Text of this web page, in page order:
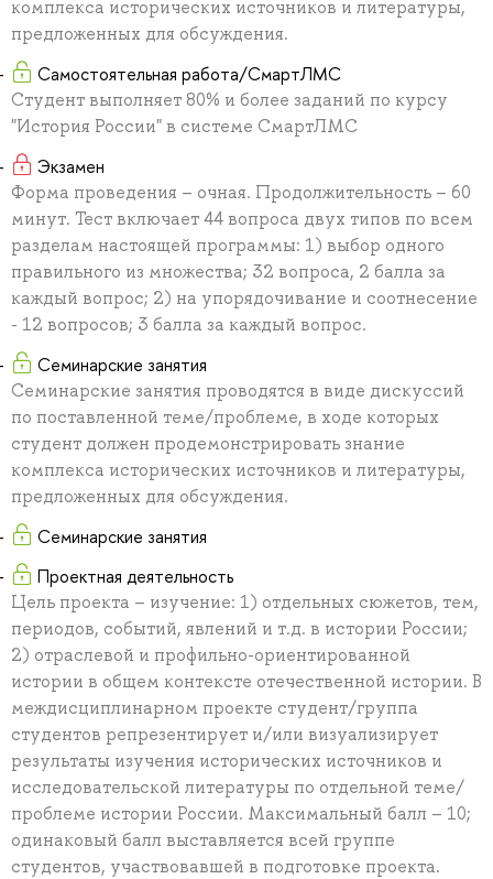
комплекса исторических источников и литературы,
предложенных для обсуждения.
Самостоятельная работа/СмартЛМС
Студент выполняет 80% и более заданий по курсу
"История России" в системе СмартЛМС
Экзамен
Форма проведения – очная. Продолжительность – 60
минут. Тест включает 44 вопроса двух типов по всем
разделам настоящей программы: 1) выбор одного
правильного из множества; 32 вопроса, 2 балла за
каждый вопрос; 2) на упорядочивание и соотнесение
- 12 вопросов; 3 балла за каждый вопрос.
Семинарские занятия
Семинарские занятия проводятся в виде дискуссий
по поставленной теме/проблеме, в ходе которых
студент должен продемонстрировать знание
комплекса исторических источников и литературы,
предложенных для обсуждения.
Семинарские занятия
Проектная деятельность
Цель проекта – изучение: 1) отдельных сюжетов, тем,
периодов, событий, явлений и т.д. в истории России;
2) отраслевой и профильно-ориентированной
истории в общем контексте отечественной истории. В
междисциплинарном проекте студент/группа
студентов репрезентирует и/или визуализирует
результаты изучения исторических источников и
исследовательской литературы по отдельной теме/
проблеме истории России. Максимальный балл – 10;
одинаковый балл выставляется всей группе
студентов, участвовавшей в подготовке проекта.